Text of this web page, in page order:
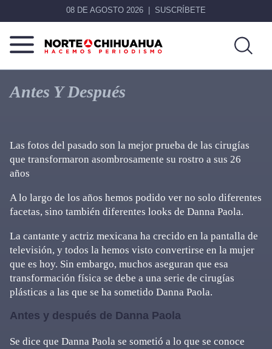
08 DE AGOSTO 2026 SUSCRÍBETE
Norte
De
Chihuahua
Más
que
noticias,
Antes Y Después
Las fotos del pasado son la mejor prueba de las cirugías
que transformaron asombrosamente su rostro a sus 26
años
A lo largo de los años hemos podido ver no solo diferentes
facetas, sino también diferentes looks de Danna Paola.
La cantante y actriz mexicana ha crecido en la pantalla de
televisión, y todos la hemos visto convertirse en la mujer
que es hoy. Sin embargo, muchos aseguran que esa
transformación física se debe a una serie de cirugías
plásticas a las que se ha sometido Danna Paola.
Antes y después de Danna Paola
Se dice que Danna Paola se sometió a lo que se conoce